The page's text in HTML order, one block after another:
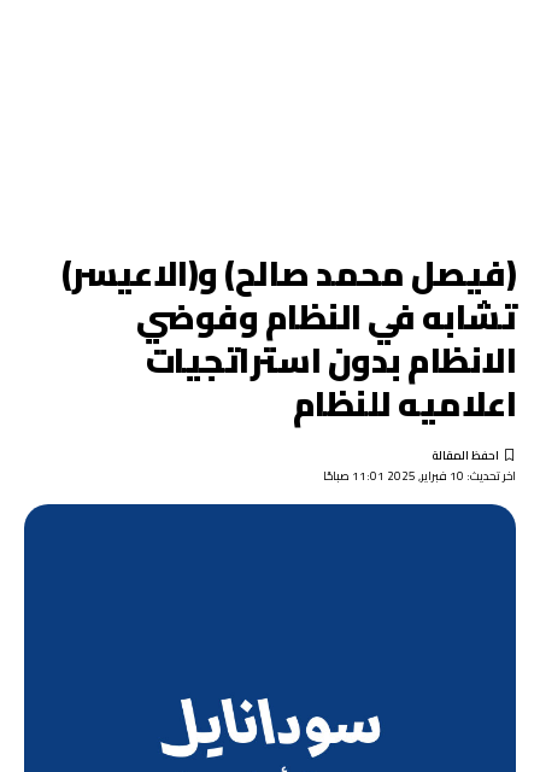
(فيصل محمد صالح) و(الاعيسر)
تشابه في النظام وفوضي
الانظام بدون استراتجيات
اعلاميه للنظام
اخر تحديث: 10 فبراير, 2025 11:01 صباحًا